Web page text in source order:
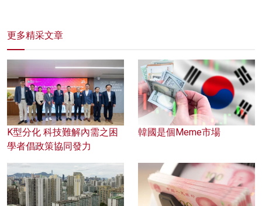
更多精采文章
K型分化 科技難解內需之困
學者倡政策協同發力
韓國是個Meme市場